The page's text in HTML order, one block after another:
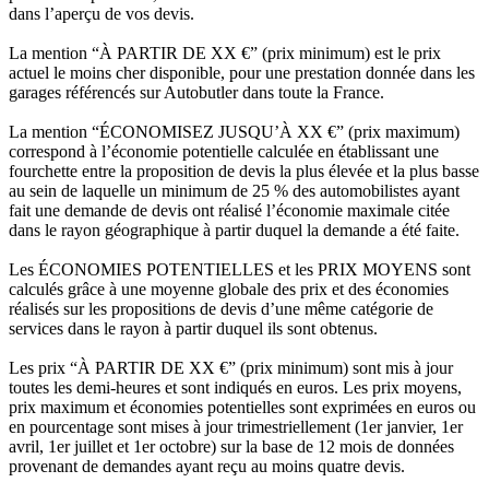
dans l’aperçu de vos devis.
La mention “À PARTIR DE XX €” (prix minimum) est le prix
actuel le moins cher disponible, pour une prestation donnée dans les
garages référencés sur Autobutler dans toute la France.
La mention “ÉCONOMISEZ JUSQU’À XX €” (prix maximum)
correspond à l’économie potentielle calculée en établissant une
fourchette entre la proposition de devis la plus élevée et la plus basse
au sein de laquelle un minimum de 25 % des automobilistes ayant
fait une demande de devis ont réalisé l’économie maximale citée
dans le rayon géographique à partir duquel la demande a été faite.
Les ÉCONOMIES POTENTIELLES et les PRIX MOYENS sont
calculés grâce à une moyenne globale des prix et des économies
réalisés sur les propositions de devis d’une même catégorie de
services dans le rayon à partir duquel ils sont obtenus.
Les prix “À PARTIR DE XX €” (prix minimum) sont mis à jour
toutes les demi-heures et sont indiqués en euros. Les prix moyens,
prix maximum et économies potentielles sont exprimées en euros ou
en pourcentage sont mises à jour trimestriellement (1er janvier, 1er
avril, 1er juillet et 1er octobre) sur la base de 12 mois de données
provenant de demandes ayant reçu au moins quatre devis.